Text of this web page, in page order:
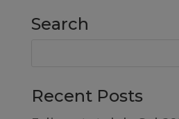
Search
Recent Posts